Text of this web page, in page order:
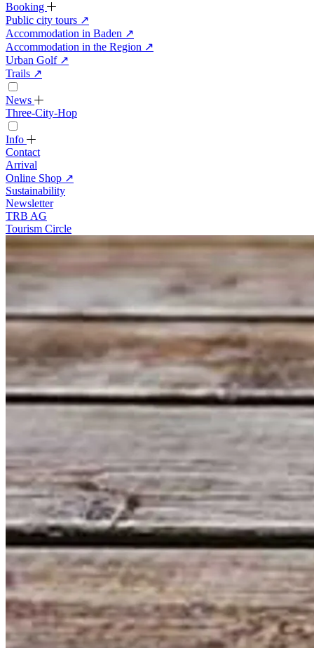
Booking
Public city tours ↗
Accommodation in Baden ↗
Accommodation in the Region ↗
Urban Golf ↗
Trails ↗
News
Three-City-Hop
Info
Contact
Arrival
Online Shop ↗
Sustainability
Newsletter
TRB AG
Tourism Circle